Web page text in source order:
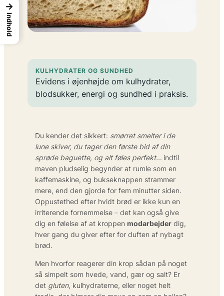
KULHYDRATER OG SUNDHED
Evidens i øjenhøjde om kulhydrater,
blodsukker, energi og sundhed i praksis.
Du kender det sikkert: smørret smelter i de
lune skiver, du tager den første bid af din
sprøde baguette, og alt føles perfekt… indtil
maven pludselig begynder at rumle som en
kaffemaskine, og bukseknappen strammer
mere, end den gjorde for fem minutter siden.
Oppustethed efter hvidt brød er ikke kun en
irriterende fornemmelse – det kan også give
dig en følelse af at kroppen modarbejder dig,
hver gang du giver efter for duften af nybagt
brød.
Men hvorfor reagerer din krop sådan på noget
så simpelt som hvede, vand, gær og salt? Er
det gluten, kulhydraterne, eller noget helt
→
Indhold